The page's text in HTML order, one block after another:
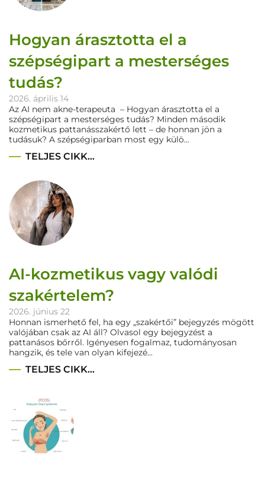
Hogyan árasztotta el a
szépségipart a mesterséges
tudás?
2026. április 14
Az AI nem akne-terapeuta – Hogyan árasztotta el a
szépségipart a mesterséges tudás? Minden második
kozmetikus pattanásszakértő lett – de honnan jön a
tudásuk? A szépségiparban most egy külö...
TELJES CIKK...
AI-kozmetikus vagy valódi
szakértelem?
2026. június 22
Honnan ismerhető fel, ha egy „szakértői” bejegyzés mögött
valójában csak az AI áll? Olvasol egy bejegyzést a
pattanásos bőrről. Igényesen fogalmaz, tudományosan
hangzik, és tele van olyan kifejezé...
TELJES CIKK...